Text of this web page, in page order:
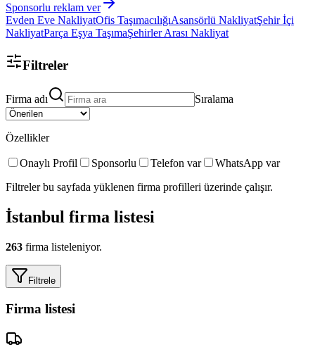
Sponsorlu reklam ver
Evden Eve NakliyatOfis TaşımacılığıAsansörlü NakliyatŞehir İçi
NakliyatParça Eşya TaşımaŞehirler Arası Nakliyat
Filtreler
Firma adı Sıralama
Özellikler
Onaylı Profil Sponsorlu Telefon var
WhatsApp var
Filtreler bu sayfada yüklenen firma profilleri üzerinde çalışır.
İstanbul firma listesi
263 firma listeleniyor.
Filtrele
Firma listesi